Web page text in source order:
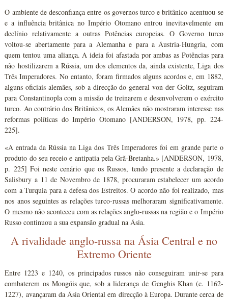
O ambiente de desconfiança entre os governos turco e britânico acentuou-se
e a influência britânica no Império Otomano entrou inevitavelmente em
declínio relativamente a outras Potências europeias. O Governo turco
voltou-se abertamente para a Alemanha e para a Áustria-Hungria, com
quem tentou uma aliança. A ideia foi afastada por ambas as Potências para
não hostilizarem a Rússia, um dos elementos da, ainda existente, Liga dos
Três Imperadores. No entanto, foram firmados alguns acordos e, em 1882,
alguns oficiais alemães, sob a direcção do general von der Goltz, seguiram
para Constantinopla com a missão de treinarem e desenvolverem o exército
turco. Ao contrário dos Britânicos, os Alemães não mostraram interesse nas
reformas políticas do Império Otomano [ANDERSON, 1978, pp. 224-
225].
«A entrada da Rússia na Liga dos Três Imperadores foi em grande parte o
produto do seu receio e antipatia pela Grã-Bretanha.» [ANDERSON, 1978,
p. 225] Foi neste cenário que os Russos, tendo presente a declaração de
Salisbury a 11 de Novembro de 1878, procuraram estabelecer um acordo
com a Turquia para a defesa dos Estreitos. O acordo não foi realizado, mas
nos anos seguintes as relações turco-russas melhoraram significativamente.
O mesmo não aconteceu com as relações anglo-russas na região e o Império
Russo continuou a sua expansão gradual na Ásia.
A rivalidade anglo-russa na Ásia Central e no
Extremo Oriente
Entre 1223 e 1240, os principados russos não conseguiram unir-se para
combaterem os Mongóis que, sob a liderança de Genghis Khan (c. 1162-
1227), avançaram da Ásia Oriental em direcção à Europa. Durante cerca de